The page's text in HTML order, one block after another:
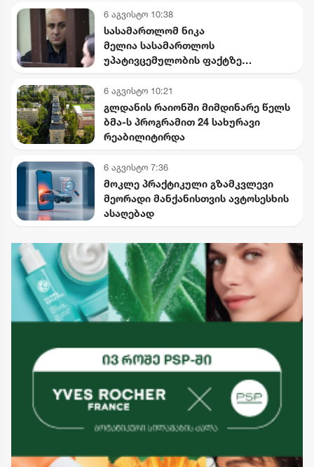
რაოდენობის 25%-ით შემცირებას
ითვალისწინებს
6 აგვისტო 10:38
სასამართლომ ნიკა
მელია სასამართლოს
უპატივცემულობის ფაქტზე
6 აგვისტო 10:21
გლდანის რაიონში მიმდინარე წელს
ბმა-ს პროგრამით 24 სახურავი
რეაბილიტირდა
6 აგვისტო 7:36
მოკლე პრაქტიკული გზამკვლევი
მეორადი მანქანისთვის ავტოსესხის
ასაღებად